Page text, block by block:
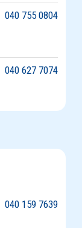
040 755 0804
040 627 7074
040 159 7639